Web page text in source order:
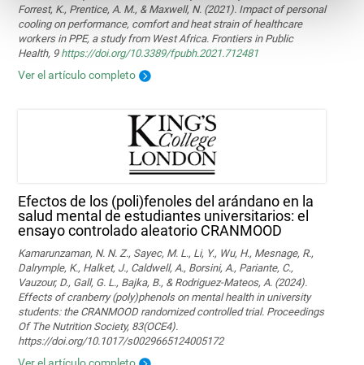
Forrest, K., Prentice, A. M., & Maxwell, N. (2021). Impact of personal
cooling on performance, comfort and heat strain of healthcare
workers in PPE, a study from West Africa. Frontiers in Public
Health, 9 https://doi.org/10.3389/fpubh.2021.712481
Ver el artículo completo
Efectos de los (poli)fenoles del arándano en la
salud mental de estudiantes universitarios: el
ensayo controlado aleatorio CRANMOOD
Kamarunzaman, N. N. Z., Sayec, M. L., Li, Y., Wu, H., Mesnage, R.,
Dalrymple, K., Halket, J., Caldwell, A., Borsini, A., Pariante, C.,
Vauzour, D., Gall, G. L., Bajka, B., & Rodriguez-Mateos, A. (2024).
Effects of cranberry (poly)phenols on mental health in university
students: the CRANMOOD randomized controlled trial. Proceedings
Of The Nutrition Society, 83(OCE4).
https://doi.org/10.1017/s0029665124005172
Ver el artículo completo